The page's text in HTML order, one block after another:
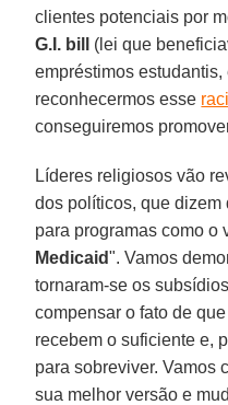
clientes potenciais por
G.I. bill
(lei que
empréstimos
reconhecermos esse
conseguiremos
Líderes religiosos vão
dos políticos, que
para programas como o
Medicaid". Vamos
tornaram-se os
compensar o fato de
recebem o suficiente e,
para sobreviver. Vamos
sua melhor versão e